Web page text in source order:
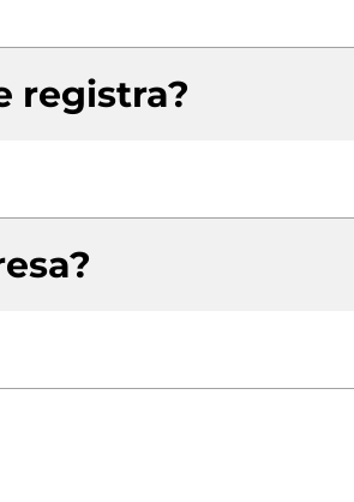
registra?